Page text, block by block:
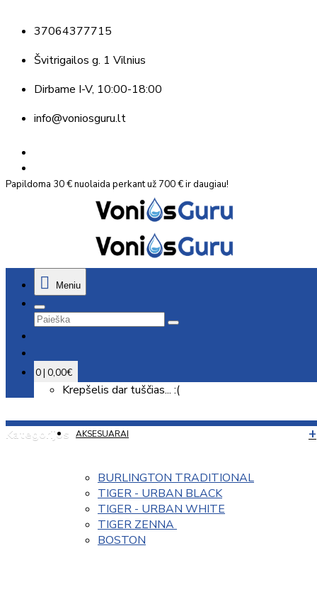
37064377715
Švitrigailos g. 1 Vilnius
Dirbame I-V, 10:00-18:00
info@voniosguru.lt
Papildoma 30 € nuolaida perkant už 700 € ir daugiau!
Meniu
0 | 0,00€
Krepšelis dar tuščias... :(
Kategorijos AKSESUARAI
BURLINGTON TRADITIONAL
TIGER - URBAN BLACK
TIGER - URBAN WHITE
TIGER ZENNA
BOSTON